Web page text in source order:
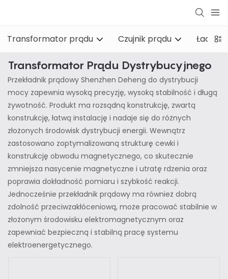
Transformator prądu Czujnik prądu
Transformator Prądu Dystrybucyjnego
Przekładnik prądowy Shenzhen Deheng do dystrybucji
mocy zapewnia wysoką precyzję, wysoką stabilność i długą
żywotność. Produkt ma rozsądną konstrukcję, zwartą
konstrukcję, łatwą instalację i nadaje się do różnych
złożonych środowisk dystrybucji energii. Wewnątrz
zastosowano zoptymalizowaną strukturę cewki i
konstrukcję obwodu magnetycznego, co skutecznie
zmniejsza nasycenie magnetyczne i utratę rdzenia oraz
poprawia dokładność pomiaru i szybkość reakcji.
Jednocześnie przekładnik prądowy ma również dobrą
zdolność przeciwzakłóceniową, może pracować stabilnie w
złożonym środowisku elektromagnetycznym oraz
zapewniać bezpieczną i stabilną pracę systemu
elektroenergetycznego.